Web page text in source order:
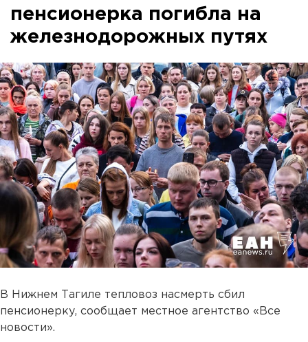
пенсионерка погибла на
железнодорожных путях
В Нижнем Тагиле тепловоз насмерть сбил
пенсионерку, сообщает местное агентство «Все
новости».